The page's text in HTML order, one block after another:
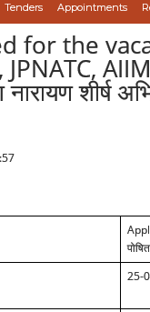
Tenders Appointments
for the
AIIMS/
शीर्ष
25-